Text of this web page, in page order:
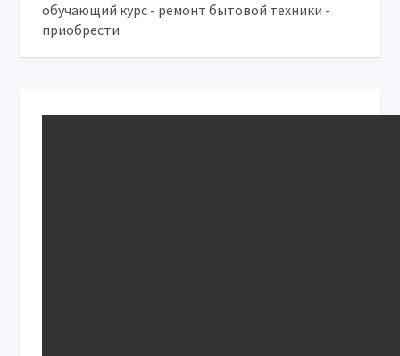
обучающий курс - ремонт бытовой техники -
приобрести